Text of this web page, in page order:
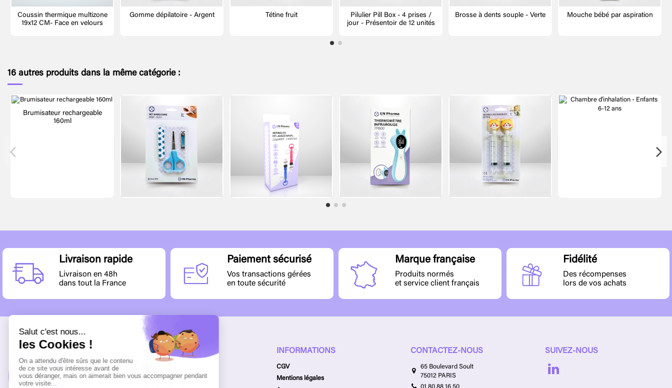
Coussin thermique multizone
19x12 CM- Face en velours
Gomme dépilatoire - Argent Tétine fruit
Pilulier Pill Box - 4 prises /
jour - Présentoir de 12 unités
Brosse à dents souple - Verte Mouche bébé par aspiration
16 autres produits dans la même catégorie :
Brumisateur rechargeable
160ml
Livraison rapide
Livraison en 48h
dans tout la France
Paiement sécurisé
Vos transactions gérées
en toute sécurité
Marque française
Produits normés
et service client français
Fidélité
Des récompenses
lors de vos achats
MENU
DIGITAL
INFORMATIONS
CGV
Mentions légales
CONTACTEZ-NOUS
65 Boulevard Soult
75012 PARIS
SUIVEZ-NOUS